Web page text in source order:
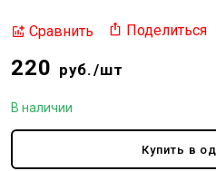
Сравнить Поделиться
220 руб./шт
В наличии
Купить в